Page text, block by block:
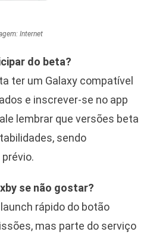
Internet
do beta?
ter um Galaxy compatível
e inscrever-se no app
lembrar que versões beta
sendo
se não gostar?
rápido do botão
mas parte do serviço